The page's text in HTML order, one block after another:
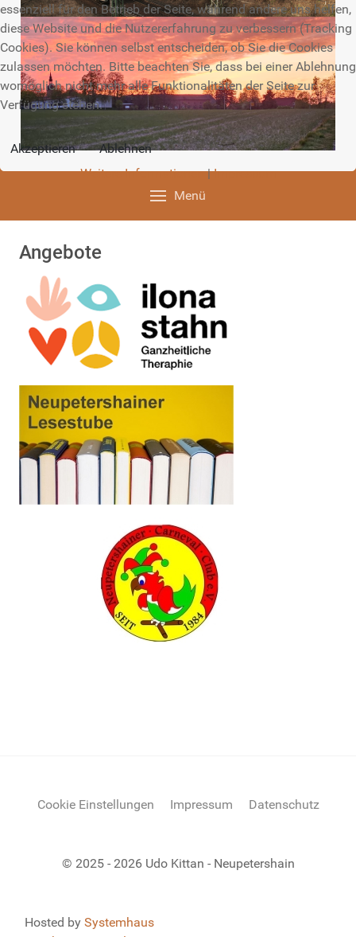
Menü
Angebote
Cookie Einstellungen Impressum Datenschutz
© 2025 - 2026 Udo Kittan - Neupetershain
Hosted by Systemhaus
essenziell für den Betrieb der Seite, während andere uns helfen,
diese Website und die Nutzererfahrung zu verbessern (Tracking
Cookies). Sie können selbst entscheiden, ob Sie die Cookies
zulassen möchten. Bitte beachten Sie, dass bei einer Ablehnung
womöglich nicht mehr alle Funktionalitäten der Seite zur
Verfügung stehen.
Akzeptieren
Ablehnen
Weitere Informationen|Impressum